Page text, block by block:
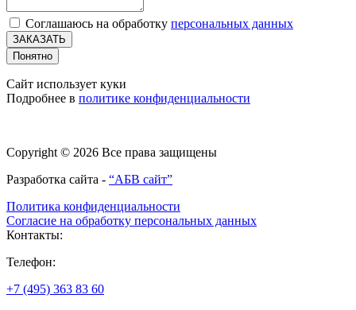
Соглашаюсь на обработку персональных данных
ЗАКАЗАТЬ
Понятно
Сайт использует куки
Подробнее в политике конфиденциальности
Copyright © 2026 Все права защищены
Разработка сайта - “АБВ сайт”
Политика конфиденциальности
Согласие на обработку персональных данных
Контакты:
Телефон:
+7 (495) 363 83 60